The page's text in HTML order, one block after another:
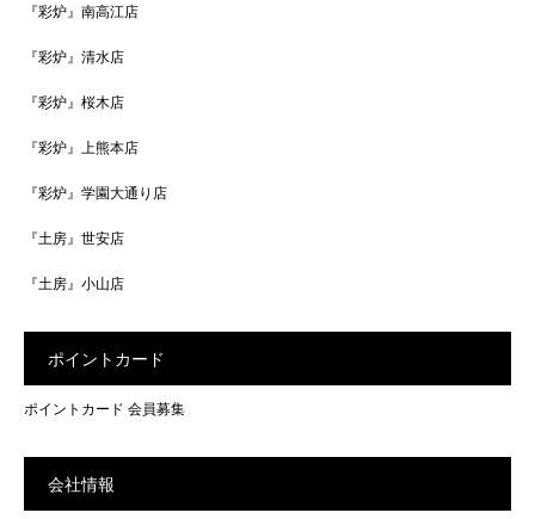
『彩炉』南高江店
『彩炉』清水店
『彩炉』桜木店
『彩炉』上熊本店
『彩炉』学園大通り店
『土房』世安店
『土房』小山店
ポイントカード
ポイントカード 会員募集
会社情報